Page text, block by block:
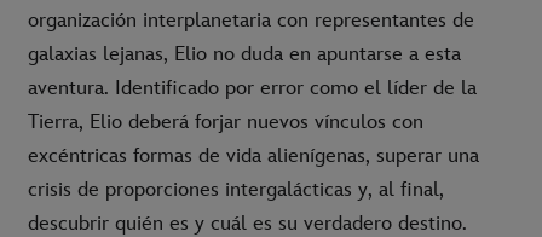
organización interplanetaria con representantes de
galaxias lejanas, Elio no duda en apuntarse a esta
aventura. Identificado por error como el líder de la
Tierra, Elio deberá forjar nuevos vínculos con
excéntricas formas de vida alienígenas, superar una
crisis de proporciones intergalácticas y, al final,
descubrir quién es y cuál es su verdadero destino.